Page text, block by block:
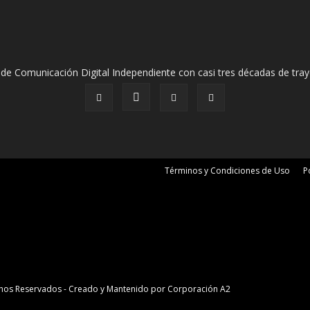
Comunicación Digital Independiente con casi tres décadas de
Términos y Condiciones de Uso
Reservados - Creado y Mantenido por Corporación A2